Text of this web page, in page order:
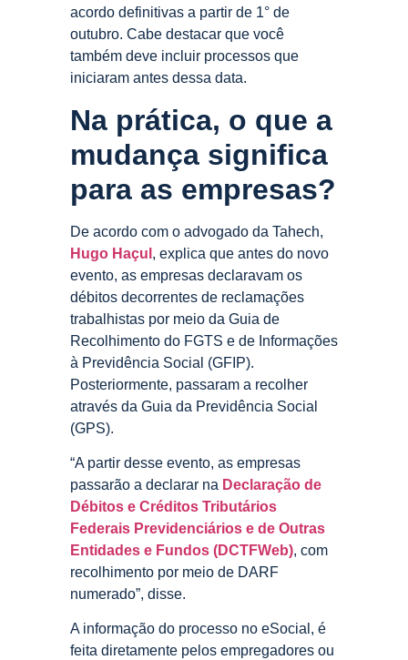
acordo definitivas a partir de 1° de
outubro. Cabe destacar que você
também deve incluir processos que
iniciaram antes dessa data.
Na prática, o que a
mudança significa
para as empresas?
De acordo com o advogado da Tahech,
Hugo Haçul , explica que antes do novo
evento, as empresas declaravam os
débitos decorrentes de reclamações
trabalhistas por meio da Guia de
Recolhimento do FGTS e de Informações
à Previdência Social (GFIP).
Posteriormente, passaram a recolher
através da Guia da Previdência Social
(GPS).
“A partir desse evento, as empresas
passarão a declarar na Declaração de
Débitos e Créditos Tributários
Federais Previdenciários e de Outras
Entidades e Fundos (DCTFWeb), com
recolhimento por meio de DARF
numerado”, disse.
A informação do processo no eSocial, é
feita diretamente pelos empregadores ou